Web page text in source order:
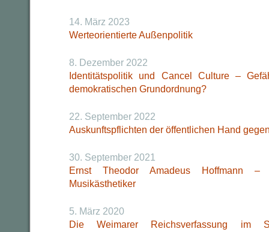
14. März 2023
Werteorientierte Außenpolitik
8. Dezember 2022
Identitätspolitik und Cancel Culture –
demokratischen Grundordnung?
22. September 2022
Auskunftspflichten der öffentlichen Hand
30. September 2021
Ernst Theodor Amadeus Hoffmann –
Musikästhetiker
5. März 2020
Die Weimarer Reichsverfassung im